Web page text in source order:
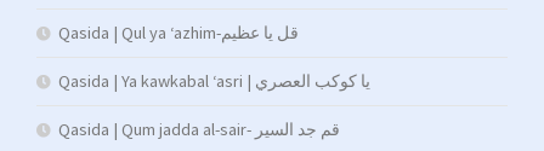
Qasida | Qul ya ‘azhim-قل يا عظيم
Qasida | Ya kawkabal ‘asri | يا كوكب العصري
Qasida | Qum jadda al-sair- قم جد السير